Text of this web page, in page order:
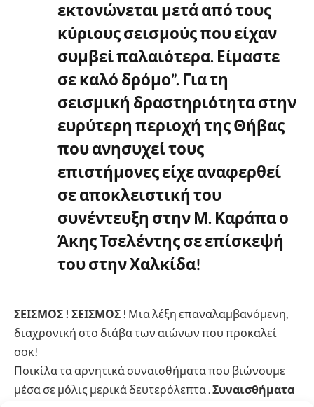
εκτονώνεται μετά από τους
κύριους σεισμούς που είχαν
συμβεί παλαιότερα. Είμαστε
σε καλό δρόμο”. Για τη
σεισμική δραστηριότητα στην
ευρύτερη περιοχή της Θήβας
που ανησυχεί τους
επιστήμονες είχε αναφερθεί
σε αποκλειστική του
συνέντευξη στην Μ. Καράπα ο
Άκης Τσελέντης σε επίσκεψή
του στην Χαλκίδα!
ΣΕΙΣΜΟΣ ! ΣΕΙΣΜΟΣ ! Μια λέξη επαναλαμβανόμενη,
διαχρονική στο διάβα των αιώνων που προκαλεί
σοκ!
Ποικίλα τα αρνητικά συναισθήματα που βιώνουμε
μέσα σε μόλις μερικά δευτερόλεπτα .Συναισθήματα